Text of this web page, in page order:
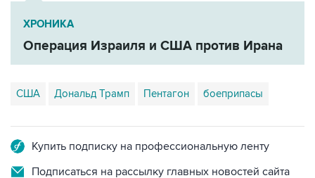
ХРОНИКА
Операция Израиля и США против Ирана
США Дональд Трамп Пентагон боеприпасы
Купить подписку на профессиональную ленту
Подписаться на рассылку главных новостей сайта